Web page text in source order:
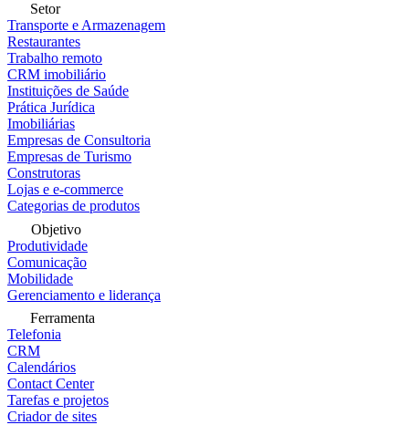
Setor
Transporte e Armazenagem
Restaurantes
Trabalho remoto
CRM imobiliário
Instituições de Saúde
Prática Jurídica
Imobiliárias
Empresas de Consultoria
Empresas de Turismo
Construtoras
Lojas e e-commerce
Categorias de produtos
Objetivo
Produtividade
Comunicação
Mobilidade
Gerenciamento e liderança
Ferramenta
Telefonia
CRM
Calendários
Contact Center
Tarefas e projetos
Criador de sites